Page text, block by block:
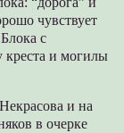
чувствует
с
и могилы
и на
в очерке